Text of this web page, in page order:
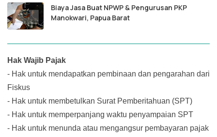
Biaya Jasa Buat NPWP & Pengurusan PKP
Manokwari, Papua Barat
Hak Wajib Pajak
- Hak untuk mendapatkan pembinaan dan pengarahan dari
Fiskus
- Hak untuk membetulkan Surat Pemberitahuan (SPT)
- Hak untuk memperpanjang waktu penyampaian SPT
- Hak untuk menunda atau mengangsur pembayaran pajak